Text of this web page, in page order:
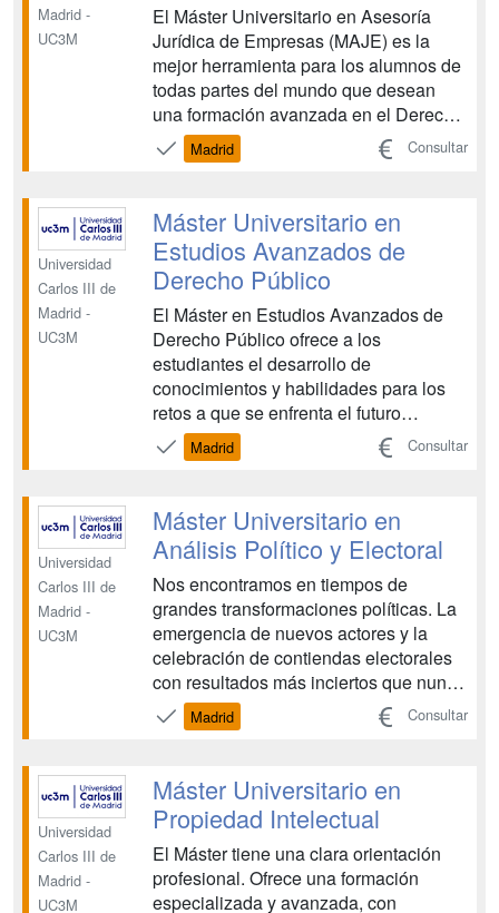
Madrid -
UC3M
El Máster Universitario en Asesoría
Jurídica de Empresas (MAJE) es la
mejor herramienta para los alumnos de
todas partes del mundo que desean
una formación avanzada en el Derecho
que se aplica a las empresas en
España, en la Unión Europea y en el
prepara a los alumnos para enfrentarse
a los retos globales de las e...
Madrid Consultar
Universidad
Carlos III de
Madrid -
UC3M
Máster Universitario en
Estudios Avanzados de
Derecho Público
El Máster en Estudios Avanzados de
Derecho Público ofrece a los
estudiantes el desarrollo de
conocimientos y habilidades para los
retos a que se enfrenta el futuro
investigador jurídico avanzado: la
necesidad de afrontar problemas
internacionalizado continuamente
cambiante que origina incertidumbre y,
consiguientemente, que...
Madrid Consultar
Universidad
Carlos III de
Madrid -
UC3M
Máster Universitario en
Análisis Político y Electoral
Nos encontramos en tiempos de
grandes transformaciones políticas. La
emergencia de nuevos actores y la
celebración de contiendas electorales
con resultados más inciertos que nunca
han provocado que el interés por la
política haya crecido significativamente
existe en la mayoría de democracias
consolidadas y en p...
Madrid Consultar
Universidad
Carlos III de
Madrid -
UC3M
Máster Universitario en
Propiedad Intelectual
El Máster tiene una clara orientación
profesional. Ofrece una formación
especializada y avanzada, con